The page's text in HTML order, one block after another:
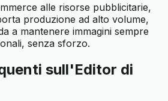
alle risorse pubblicitarie,
produzione ad alto volume,
a mantenere immagini sempre
senza sforzo.
sull'Editor di